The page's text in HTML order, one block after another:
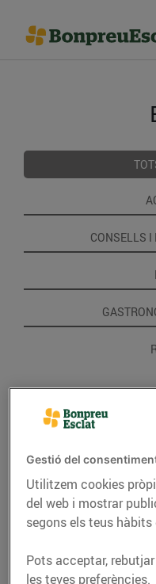
CONSELLS
Gestió del
Utilitzem cookies
del web i mostrar
segons els teus hàbits
Pots acceptar,
les teves preferències.